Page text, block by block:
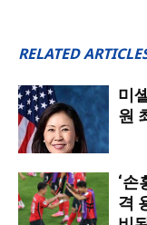
RELATED
미
원
‘손
격